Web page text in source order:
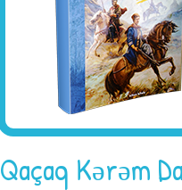
Qaçaq Kərəm